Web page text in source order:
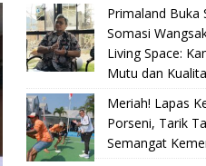
Primaland Buka
Somasi
Living Space:
Mutu dan
Meriah! Lapas
Porseni, Tarik
Semangat